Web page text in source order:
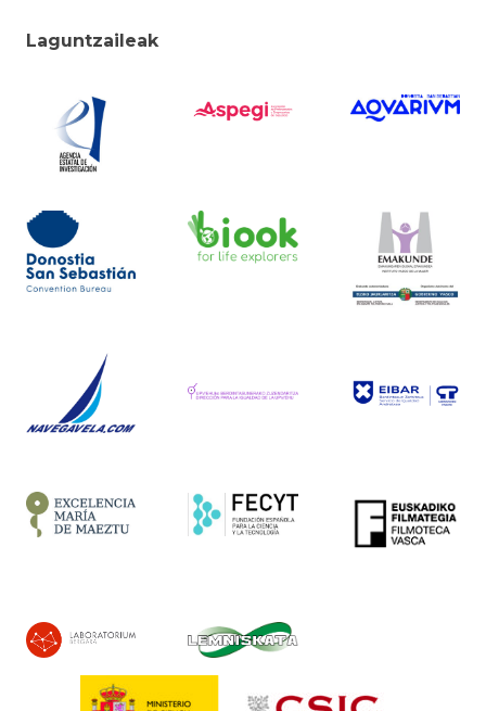
Laguntzaileak